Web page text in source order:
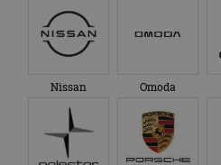
Nissan Omoda